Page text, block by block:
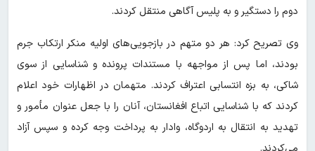
دوم را دستگیر و به پلیس آگاهی منتقل کردند.
وی تصریح کرد: هر دو متهم در بازجویی‌های اولیه منکر ارتکاب جرم
بودند، اما پس از مواجهه با مستندات پرونده و شناسایی از سوی
شاکی، به بزه انتسابی اعتراف کردند. متهمان در اظهارات خود اعلام
کردند که با شناسایی اتباع افغانستان، آنان را با جعل عنوان مأمور و
تهدید به انتقال به اردوگاه، وادار به پرداخت وجه کرده و سپس آزاد